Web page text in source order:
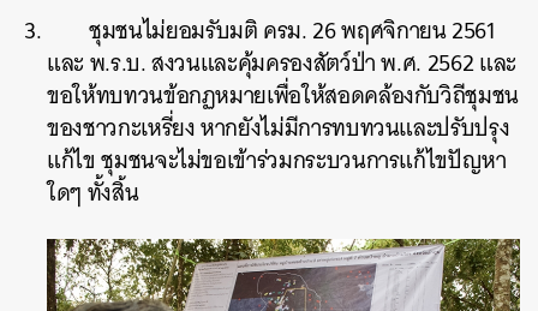
ชุมชนไม่ยอมรับมติ ครม. 26 พฤศจิกายน 2561
และ พ.ร.บ. สงวนและคุ้มครองสัตว์ป่า พ.ศ. 2562 และ
ขอให้ทบทวนข้อกฏหมายเพื่อให้สอดคล้องกับวิถีชุมชน
ของชาวกะเหรี่ยง หากยังไม่มีการทบทวนและปรับปรุง
แก้ไข ชุมชนจะไม่ขอเข้าร่วมกระบวนการแก้ไขปัญหา
ใดๆ ทั้งสิ้น